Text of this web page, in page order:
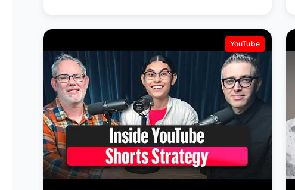
YouTube